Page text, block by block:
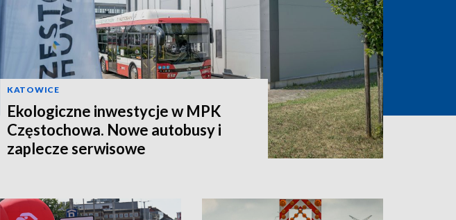
KATOWICE
Ekologiczne inwestycje w MPK
Częstochowa. Nowe autobusy i
zaplecze serwisowe